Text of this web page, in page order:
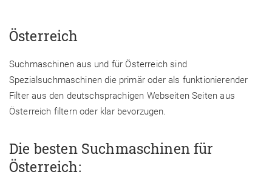
Österreich
Suchmaschinen aus und für Österreich sind
Spezialsuchmaschinen die primär oder als funktionierender
Filter aus den deutschsprachigen Webseiten Seiten aus
Österreich filtern oder klar bevorzugen.
Die besten Suchmaschinen für
Österreich: